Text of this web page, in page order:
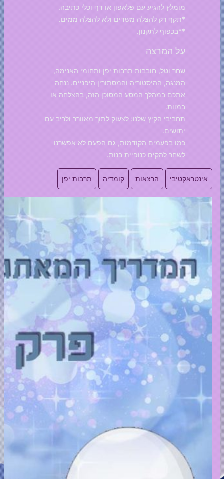
מומלץ להגיע עם פלאפון או דף וכלי כתיבה.
*תקף רק להצלה משדים ולא להצלה ממים.
**בכפוף לתקנון.
על המרצה
שחר וטל, חובבות תרבות יפן ותחומי האנימה,
המנגה, ההיסטוריה והמסתורין היפניים. ננחה
אתכם במהלך המסע המסוכן הזה, בהצלחה או
במוות.
תחביבי הקיץ שלנו: לצעוק לתוך מאוורר ולריב עם
יתושים.
כמו בפעמים הקודמות, גם הפעם לא אפשרנו
לשחר להקים כנופיית בנות.
אינטראקטיבי הרצאות קומדיה תרבות יפן